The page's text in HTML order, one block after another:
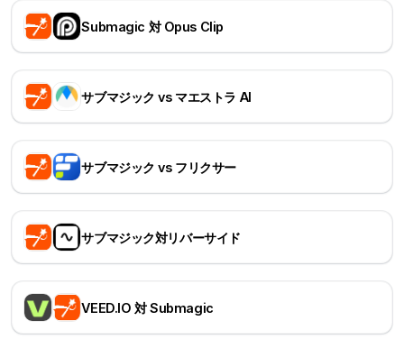
Submagic 対 Opus Clip
サブマジック vs マエストラ AI
サブマジック vs フリクサー
サブマジック対リバーサイド
VEED.IO 対 Submagic